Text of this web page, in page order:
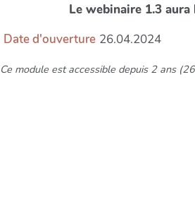
Le webinaire 1.3
Date d'ouverture 26.04.2024
Ce module est accessible depuis 2 ans